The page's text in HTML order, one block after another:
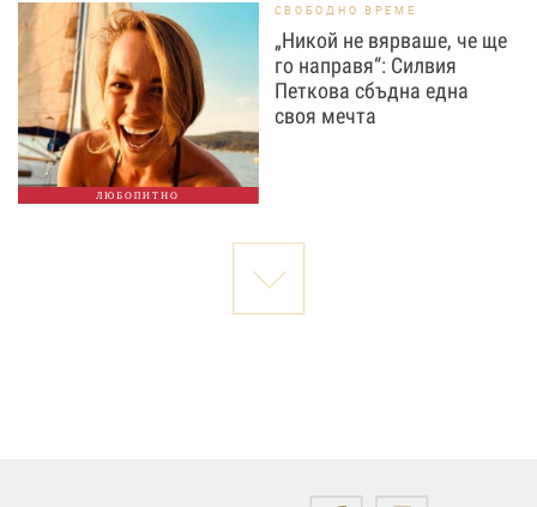
ЛЮБОПИТНО
СВОБОДНО ВРЕМЕ
„Никой не вярваше, че ще
го направя“: Силвия
Петкова сбъдна една
своя мечта